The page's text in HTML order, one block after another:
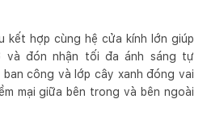
kết hợp cùng hệ cửa kính lớn giúp
và đón nhận tối đa ánh sáng tự
ban công và lớp cây xanh đóng vai
mại giữa bên trong và bên ngoài